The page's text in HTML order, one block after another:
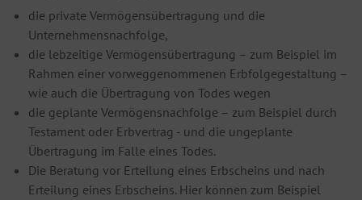
die private Vermögensübertragung und die
Unternehmensnachfolge,
die lebzeitige Vermögensübertragung – zum Beispiel im
Rahmen einer vorweggenommenen Erbfolgegestaltung –
wie auch die Übertragung von Todes wegen
die geplante Vermögensnachfolge – zum Beispiel durch
Testament oder Erbvertrag - und die ungeplante
Übertragung im Falle eines Todes.
Die Beratung vor Erteilung eines Erbscheins und nach
Erteilung eines Erbscheins. Hier können zum Beispiel